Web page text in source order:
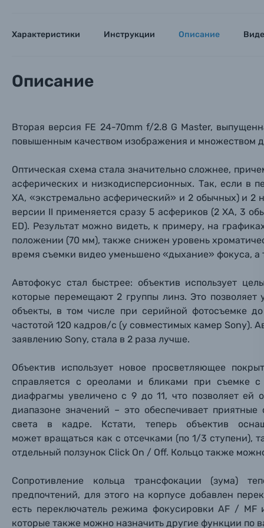
Имя
Тема
Ваш
Имя
Тема
Ваш
Пленочные фотоаппараты
Объективы для фотоаппаратов
Вспышки для фотоаппаратов
Аксессуары для фото и видеокамер
Оптические приборы
Материалы
Осветительное оборудование
Фоторамки
Фотоальбомы
Книги о фотографии, альбомы известных
Б/У фототехника (Комиссионные товары)
Заказ
Вами с
Имя*
Номер
Нажимая
Характеристики Инструкции Описание
Описание
Вторая версия FE 24-70mm f/2.8 G Master,
повышенным качеством изображения и множеством
Оптическая схема стала значительно сложнее,
асферических и низкодисперсионных. Так, если в
XA, «экстремально асферический» и 2 обычных) и 2
версии II применяется сразу 5 асфериков (2 XA, 3
ED). Результат можно видеть, к примеру, на
положении (70 мм), также снижен уровень
время съемки видео уменьшено «дыхание» фокуса,
Автофокус стал быстрее: объектив использует
которые перемещают 2 группы линз. Это
объекты, в том числе при серийной фотосъемке
частотой 120 кадров/с (у совместимых камер Sony).
заявлению Sony, стала в 2 раза лучше.
Объектив использует новое просветляющее
справляется с ореолами и бликами при съемке
диафрагмы увеличено с 9 до 11, что позволяет ей
диапазоне значений – это обеспечивает
света в кадре. Кстати, теперь объектив
может вращаться как с отсечками (по 1/3 ступени),
отдельный ползунок Click On / Off. Кольцо также
Сопротивление кольца трансфокации (зума)
предпочтений, для этого на корпусе добавлен
есть переключатель режима фокусировки AF / MF
которые также можно назначить другие функции по
Имя
Тема
Ваш